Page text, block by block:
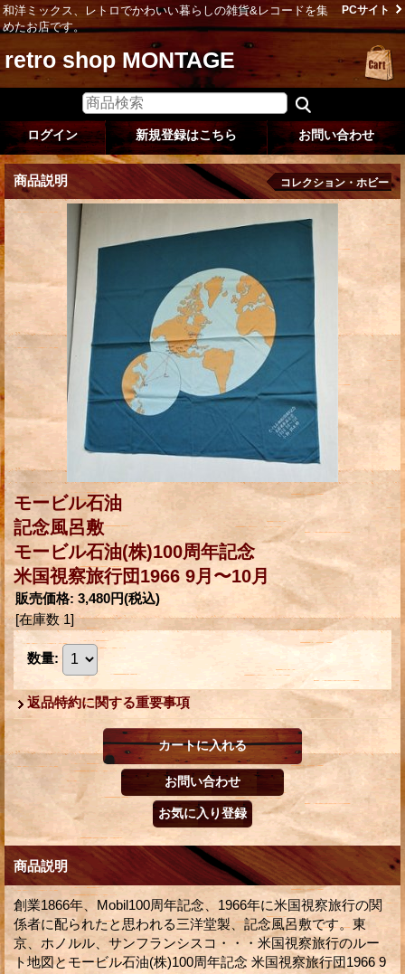
和洋ミックス、レトロでかわいい暮らしの雑貨&レコードを集
めたお店です。
PCサイト
retro shop MONTAGE
ログイン 新規登録はこちら お問い合わせ
商品説明 コレクション・ホビー
モービル石油
記念風呂敷
モービル石油(株)100周年記念
米国視察旅行団1966 9月〜10月
販売価格: 3,480円(税込)
[在庫数 1]
数量:
返品特約に関する重要事項
商品説明
創業1866年、Mobil100周年記念、1966年に米国視察旅行の関
係者に配られたと思われる三洋堂製、記念風呂敷です。東
京、ホノルル、サンフランシスコ・・・米国視察旅行のルー
ト地図とモービル石油(株)100周年記念 米国視察旅行団1966 9